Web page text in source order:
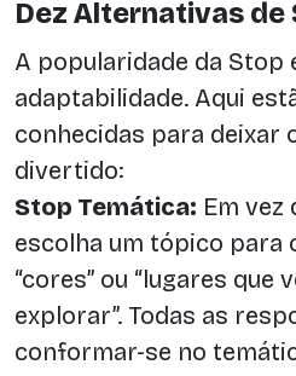
Dez Alternativas de
A popularidade da Stop
adaptabilidade. Aqui
conhecidas para deixar
divertido:
Stop Temática: Em vez
escolha um tópico para
“cores” ou “lugares que
explorar”. Todas as
conformar-se no